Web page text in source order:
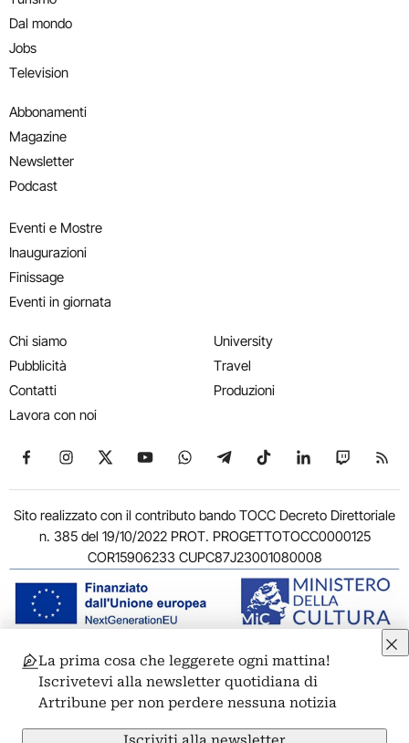
Dal mondo
Jobs
Television
Abbonamenti
Magazine
Newsletter
Podcast
Eventi e Mostre
Inaugurazioni
Finissage
Eventi in giornata
Chi siamo
Pubblicità
Contatti
Lavora con noi
University
Travel
Produzioni
Seguici su Facebook
Seguici su Instagram
Seguici su X
Seguici su YouTube
Seguici su WhatsApp
Seguici su Telegram
Seguici su TikTok
Seguici su
Seguici
Sito realizzato con il contributo bando TOCC Decreto Direttoriale
n. 385 del 19/10/2022 PROT. PROGETTOTOCC0000125
COR15906233 CUPC87J23001080008
© 2011-2026 ARTRIBUNE srl – Corso Vittorio Emanuele II, 287 –
00186 Roma - P.I. 11381581005
Privacy: Responsabile della protezione dei dati personali
ARTRIBUNE srl – Corso Vittorio Emanuele II, 287 – 00186 Roma
La prima cosa che leggerete ogni mattina!
Iscrivetevi alla newsletter quotidiana di
Artribune per non perdere nessuna notizia